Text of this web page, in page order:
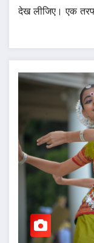
देख लीजिए। एक